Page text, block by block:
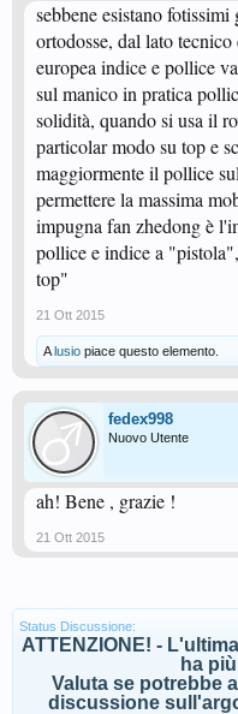
sebbene esistano
ortodosse, dal lato
europea indice e pollice
sul manico in pratica
solidità, quando si usa il
particolar modo su top e
maggiormente il pollice
permettere la massima
impugna fan zhedong è
pollice e indice a
top"
21 Ott 2015
Alusio piace questo elemento.
fedex998
Nuovo Utente
ah! Bene , grazie !
21 Ott 2015
Status Discussione:
ATTENZIONE! -
ha
Valuta se potrebbe
discussione